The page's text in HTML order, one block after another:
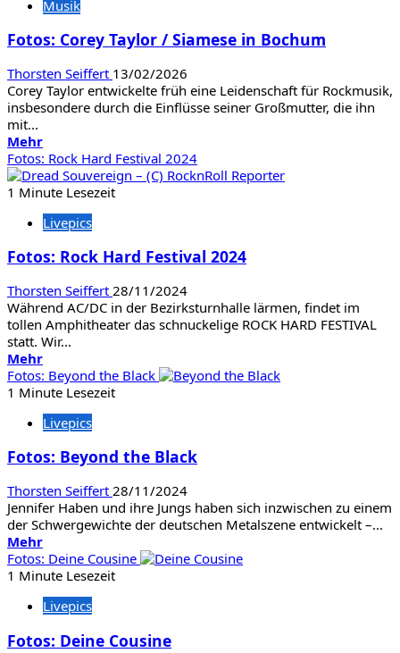
/
Kotzen
Oberhausen
Musik
Fotos: Corey Taylor / Siamese in Bochum
Thorsten Seiffert 13/02/2026
Corey Taylor entwickelte früh eine Leidenschaft für Rockmusik,
insbesondere durch die Einflüsse seiner Großmutter, die ihn
mit...
MehrMehr
Informationen
über
Fotos:
Taylor
Siamese
Bochum
Fotos: Rock Hard Festival 2024
1 Minute Lesezeit
Livepics
Fotos: Rock Hard Festival 2024
Thorsten Seiffert 28/11/2024
Während AC/DC in der Bezirksturnhalle lärmen, findet im
tollen Amphitheater das schnuckelige ROCK HARD FESTIVAL
statt. Wir...
MehrMehr
Informationen
über
Rock
Festival
Fotos: Beyond the Black
1 Minute Lesezeit
Livepics
Fotos: Beyond the Black
Thorsten Seiffert 28/11/2024
Jennifer Haben und ihre Jungs haben sich inzwischen zu einem
der Schwergewichte der deutschen Metalszene entwickelt –...
MehrMehr
Informationen
über
Beyond
Black
Fotos: Deine Cousine
1 Minute Lesezeit
Livepics
Fotos: Deine Cousine